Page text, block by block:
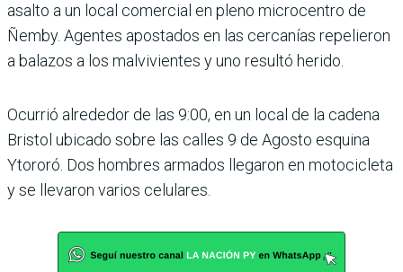
asalto a un local comercial en pleno microcentro de
Ñemby. Agentes apostados en las cercanías repelieron
a balazos a los malvivientes y uno resultó herido.
Ocurrió alrededor de las 9:00, en un local de la cadena
Bristol ubicado sobre las calles 9 de Agosto esquina
Ytororó. Dos hom­bres armados llegaron en motocicleta
y se llevaron varios celulares.